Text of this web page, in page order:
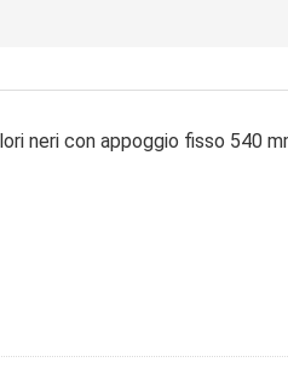
neri con appoggio fisso 540